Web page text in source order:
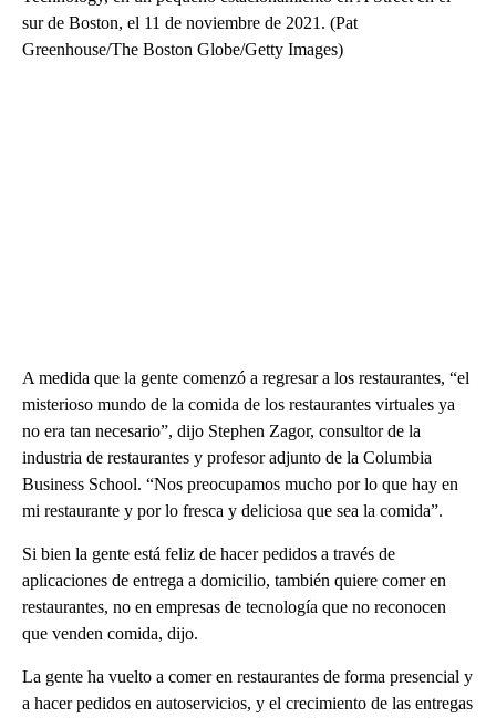
sur de Boston, el 11 de noviembre de 2021. (Pat
Greenhouse/The Boston Globe/Getty Images)
A medida que la gente comenzó a regresar a los restaurantes, “el
misterioso mundo de la comida de los restaurantes virtuales ya
no era tan necesario”, dijo Stephen Zagor, consultor de la
industria de restaurantes y profesor adjunto de la Columbia
Business School. “Nos preocupamos mucho por lo que hay en
mi restaurante y por lo fresca y deliciosa que sea la comida”.
Si bien la gente está feliz de hacer pedidos a través de
aplicaciones de entrega a domicilio, también quiere comer en
restaurantes, no en empresas de tecnología que no reconocen
que venden comida, dijo.
La gente ha vuelto a comer en restaurantes de forma presencial y
a hacer pedidos en autoservicios, y el crecimiento de las entregas